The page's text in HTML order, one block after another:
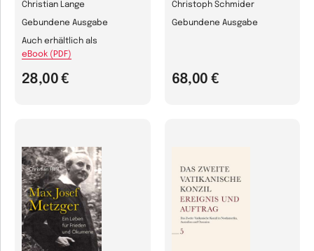
Christian Lange
Gebundene Ausgabe
28,00 €
Auch erhältlich als
eBook (PDF)
Christoph Schmider
Gebundene Ausgabe
68,00 €